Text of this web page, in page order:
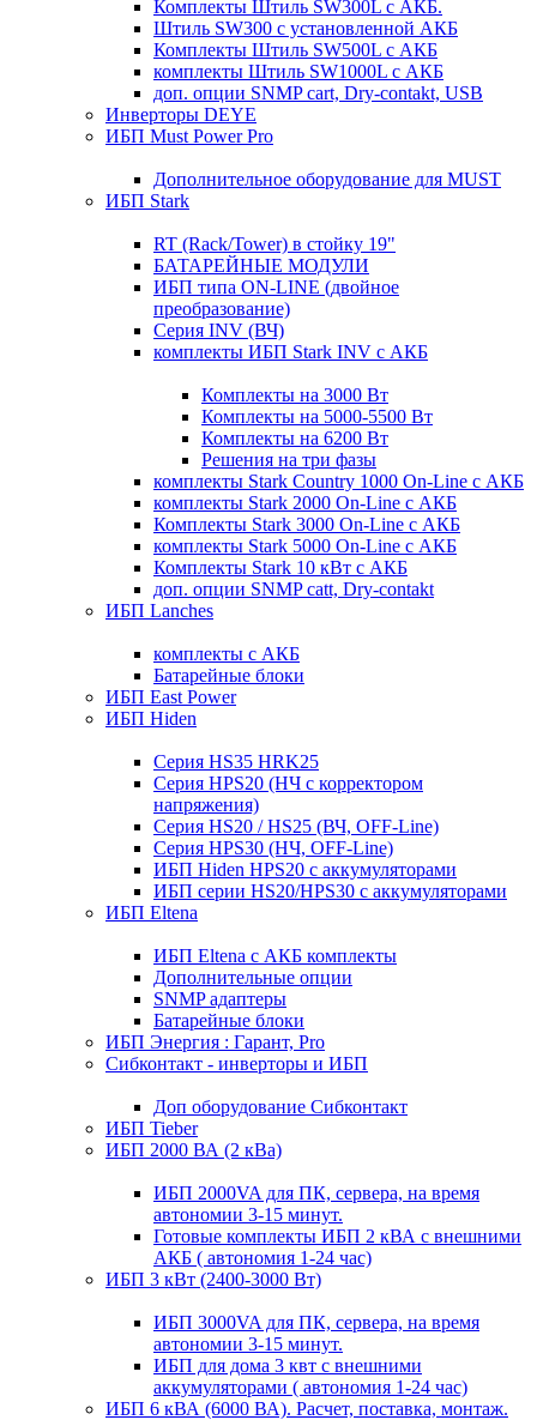
Комплекты Штиль SW300L с АКБ.
Штиль SW300 с установленной АКБ
Комплекты Штиль SW500L с АКБ
комплекты Штиль SW1000L с АКБ
доп. опции SNMP cart, Dry-contakt, USB
Инверторы DEYE
ИБП Must Power Pro
Дополнительное оборудование для MUST
ИБП Stark
RT (Rack/Tower) в стойку 19"
БАТАРЕЙНЫЕ МОДУЛИ
ИБП типа ON-LINE (двойное
преобразование)
Серия INV (ВЧ)
комплекты ИБП Stark INV с АКБ
Комплекты на 3000 Вт
Комплекты на 5000-5500 Вт
Комплекты на 6200 Вт
Решения на три фазы
комплекты Stark Country 1000 On-Line с АКБ
комплекты Stark 2000 On-Line с АКБ
Комплекты Stark 3000 On-Line с АКБ
комплекты Stark 5000 On-Line с АКБ
Комплекты Stark 10 кВт с АКБ
доп. опции SNMP catt, Dry-contakt
ИБП Lanches
комплекты с АКБ
Батарейные блоки
ИБП East Power
ИБП Hiden
Серия HS35 HRK25
Серия HPS20 (НЧ с корректором
напряжения)
Серия HS20 / HS25 (ВЧ, OFF-Line)
Серия HPS30 (НЧ, OFF-Line)
ИБП Hiden HPS20 с аккумуляторами
ИБП серии HS20/HPS30 с аккумуляторами
ИБП Eltena
ИБП Eltena с АКБ комплекты
Дополнительные опции
SNMP адаптеры
Батарейные блоки
ИБП Энергия : Гарант, Pro
Сибконтакт - инверторы и ИБП
Доп оборудование Сибконтакт
ИБП Tieber
ИБП 2000 ВА (2 кВа)
ИБП 2000VA для ПК, сервера, на время
автономии 3-15 минут.
Готовые комплекты ИБП 2 кВА с внешними
АКБ ( автономия 1-24 час)
ИБП 3 кВт (2400-3000 Вт)
ИБП 3000VA для ПК, сервера, на время
автономии 3-15 минут.
ИБП для дома 3 квт с внешними
аккумуляторами ( автономия 1-24 час)
ИБП 6 кВА (6000 ВА). Расчет, поставка, монтаж.